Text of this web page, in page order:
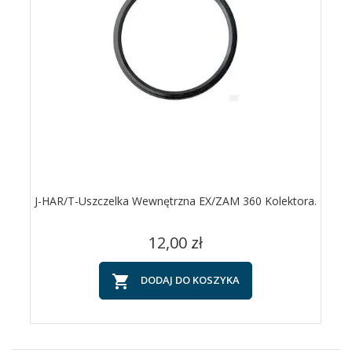
J-HAR/T-Uszczelka Wewnętrzna EX/ZAM 360 Kolektora.
Cena
12,00 zł
 DODAJ DO KOSZYKA